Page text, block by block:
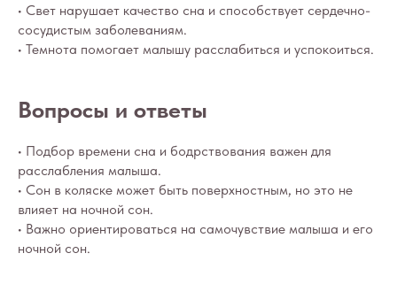
• Свет нарушает качество сна и способствует сердечно-
сосудистым заболеваниям.
• Темнота помогает малышу расслабиться и успокоиться.
Вопросы и ответы
• Подбор времени сна и бодрствования важен для
расслабления малыша.
• Сон в коляске может быть поверхностным, но это не
влияет на ночной сон.
• Важно ориентироваться на самочувствие малыша и его
ночной сон.Вход/Регистрация
Взрослые
Журнал о сне
Практикум
Политика
Соглашение
Благодарности